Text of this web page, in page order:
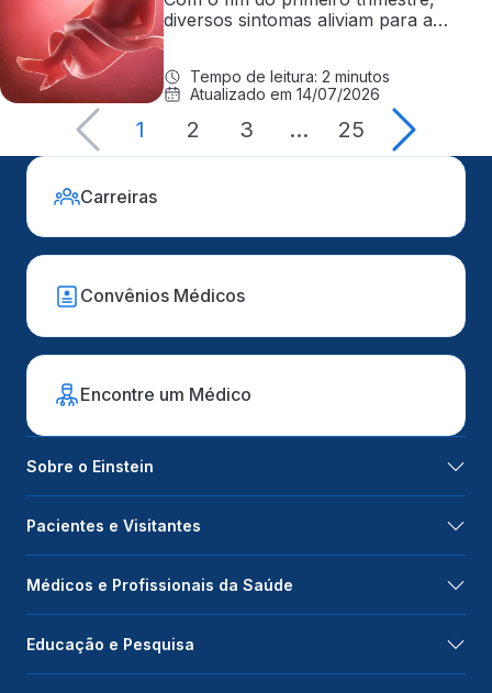
diversos sintomas aliviam para a
Tempo de leitura: 2 minutos
Atualizado em 14/07/2026
1 2 3 … 25
Carreiras
Convênios Médicos
Encontre um Médico
Sobre o Einstein
Pacientes e Visitantes
Médicos e Profissionais da Saúde
Educação e Pesquisa